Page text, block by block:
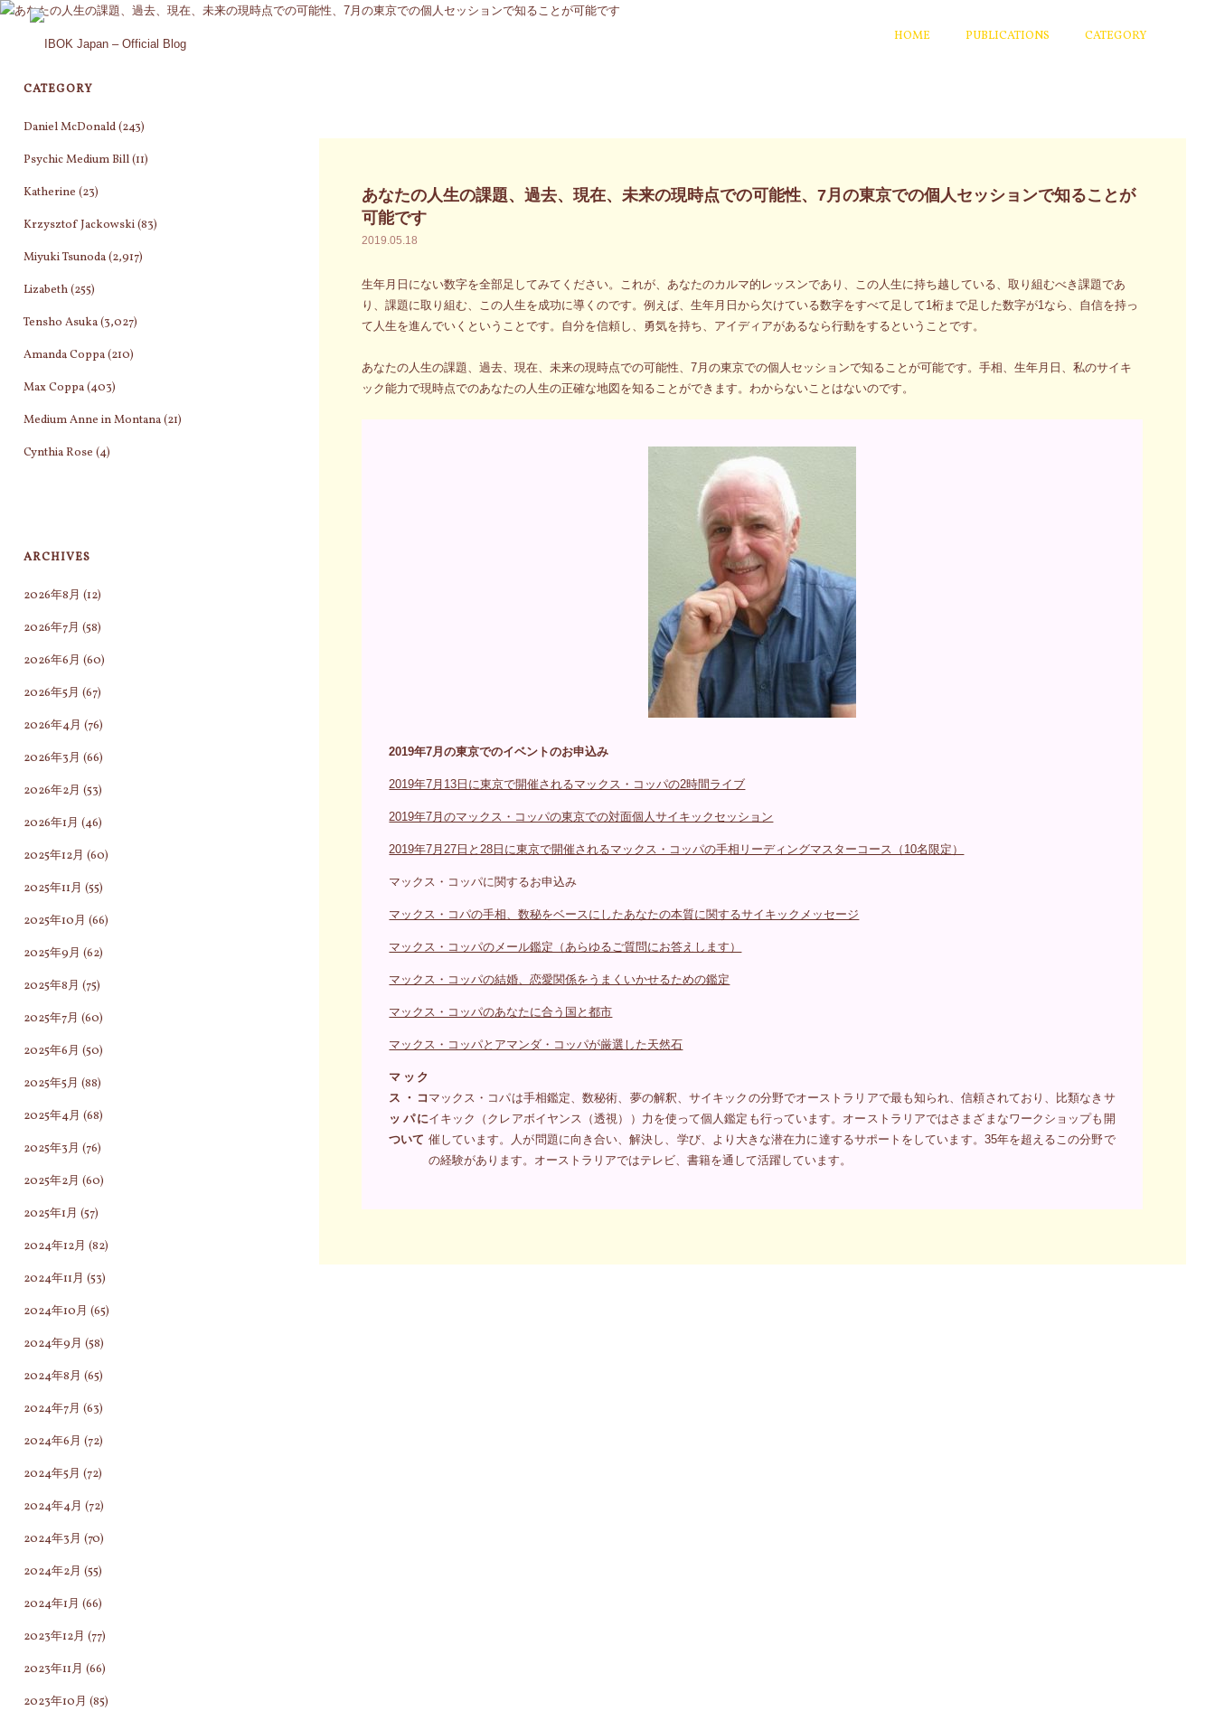
コ
HOME PUBLICATIONS CATEGORY
あなたの人生の課題、過去、現在、未来の現時点での可能性、7月の東京での個人セッションで知ることが
可能です
2019.05.18
生年月日にない数字を全部足してみてください。これが、あなたのカルマ的レッスンであり、この人生に持ち越している、取り組むべき課題であ
り、課題に取り組む、この人生を成功に導くのです。例えば、生年月日から欠けている数字をすべて足して1桁まで足した数字が1なら、自信を持っ
て人生を進んでいくということです。自分を信頼し、勇気を持ち、アイディアがあるなら行動をするということです。
あなたの人生の課題、過去、現在、未来の現時点での可能性、7月の東京での個人セッションで知ることが可能です。手相、生年月日、私のサイキ
ック能力で現時点でのあなたの人生の正確な地図を知ることができます。わからないことはないのです。
2019年7月の東京でのイベントのお申込み
2019年7月13日に東京で開催されるマックス・コッパの2時間ライブ
2019年7月のマックス・コッパの東京での対面個人サイキックセッション
2019年7月27日と28日に東京で開催されるマックス・コッパの手相リーディングマスターコース（10名限定）
マックス・コッパに関するお申込み
マックス・コパの手相、数秘をベースにしたあなたの本質に関するサイキックメッセージ
マックス・コッパのメール鑑定（あらゆるご質問にお答えします）
マックス・コッパの結婚、恋愛関係をうまくいかせるための鑑定
マックス・コッパのあなたに合う国と都市
マックス・コッパとアマンダ・コッパが厳選した天然石
マック
ス・コ
ッパに
ついて
マックス・コパは手相鑑定、数秘術、夢の解釈、サイキックの分野でオーストラリアで最も知られ、信頼されており、比類なきサ
イキック（クレアボイヤンス（透視））力を使って個人鑑定も行っています。オーストラリアではさまざまなワークショップも開
催しています。人が問題に向き合い、解決し、学び、より大きな潜在力に達するサポートをしています。35年を超えるこの分野で
の経験があります。オーストラリアではテレビ、書籍を通して活躍しています。
CATEGORY
Daniel McDonald(243)
Psychic Medium Bill(11)
Katherine (23)
Krzysztof Jackowski(83)
Miyuki Tsunoda(2,917)
Lizabeth(255)
Tensho Asuka(3,027)
Amanda Coppa(210)
Max Coppa(403)
Medium Anne in Montana(21)
Cynthia Rose (4)
ARCHIVES
2026年8月 (12)
2026年7月 (58)
2026年6月 (60)
2026年5月 (67)
2026年4月 (76)
2026年3月 (66)
2026年2月 (53)
2026年1月 (46)
2025年12月 (60)
2025年11月 (55)
2025年10月 (66)
2025年9月 (62)
2025年8月 (75)
2025年7月 (60)
2025年6月 (50)
2025年5月 (88)
2025年4月 (68)
2025年3月 (76)
2025年2月 (60)
2025年1月 (57)
2024年12月 (82)
2024年11月 (53)
2024年10月 (65)
2024年9月 (58)
2024年8月 (65)
2024年7月 (63)
2024年6月 (72)
2024年5月 (72)
2024年4月 (72)
2024年3月 (70)
2024年2月 (55)
2024年1月 (66)
2023年12月 (77)
2023年11月 (66)
2023年10月 (85)